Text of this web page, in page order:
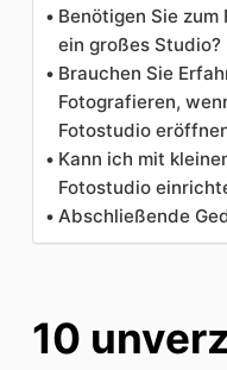
Benötigen Sie zum
ein großes Studio?
Brauchen Sie
Fotografieren,
Fotostudio
Kann ich mit
Fotostudio
Abschließende
10